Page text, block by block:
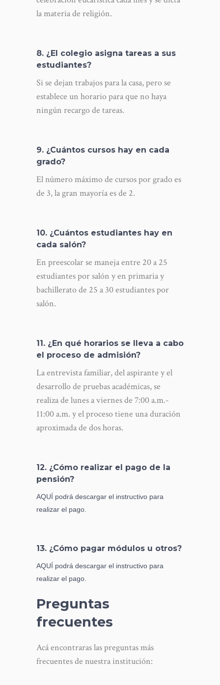
la materia de religión.
8. ¿El colegio asigna tareas a sus
estudiantes?
Si se dejan trabajos para la casa, pero se
establece un horario para que no haya
ningún recargo de tareas.
9. ¿Cuántos cursos hay en cada
grado?
El número máximo de cursos por grado es
de 3, la gran mayoría es de 2.
10. ¿Cuántos estudiantes hay en
cada salón?
En preescolar se maneja entre 20 a 25
estudiantes por salón y en primaria y
bachillerato de 25 a 30 estudiantes por
salón.
11. ¿En qué horarios se lleva a cabo
el proceso de admisión?
La entrevista familiar, del aspirante y el
desarrollo de pruebas académicas, se
realiza de lunes a viernes de 7:00 a.m.-
11:00 a.m. y el proceso tiene una duración
aproximada de dos horas.
12. ¿Cómo realizar el pago de la
pensión?
AQUÍ podrá descargar el instructivo para
realizar el pago.
13. ¿Cómo pagar módulos u otros?
AQUÍ podrá descargar el instructivo para
realizar el pago.
Preguntas
frecuentes
Acá encontraras las preguntas más
frecuentes de nuestra institución: